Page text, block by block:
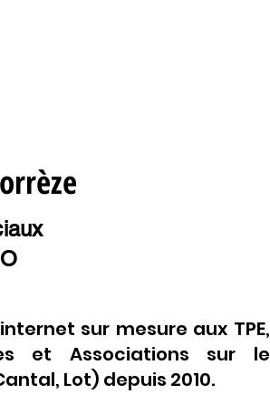
sur mesure aux TPE,
et Associations sur le
Lot) depuis 2010.